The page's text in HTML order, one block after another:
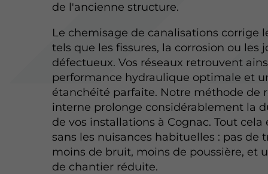
de l'ancienne structure.
Le chemisage de canalisations corrige
tels que les fissures, la corrosion ou les
défectueux. Vos réseaux retrouvent
performance hydraulique optimale et
étanchéité parfaite. Notre méthode de
interne prolonge considérablement la
de vos installations à Cognac. Tout cela
sans les nuisances habituelles : pas de
moins de bruit, moins de poussière, et
de chantier réduite.